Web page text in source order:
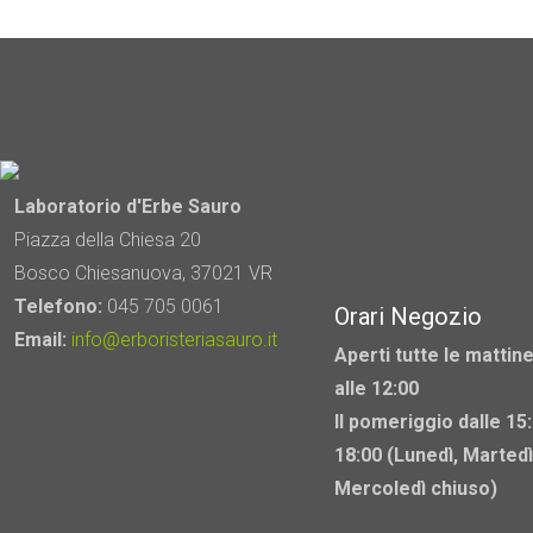
Laboratorio d'Erbe Sauro
Piazza della Chiesa 20
Bosco Chiesanuova, 37021 VR
Telefono: 045 705 0061
Email: info@erboristeriasauro.it
Orari Negozio
Aperti tutte le
alle 12:00
Il pomeriggio dalle
18:00 (Lunedì,
Mercoledì chiuso)